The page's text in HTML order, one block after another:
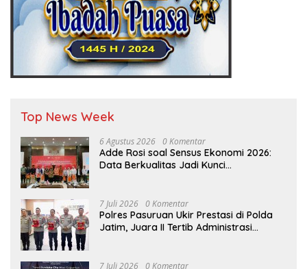
Top News Week
6 Agustus 2026 0 Komentar
Adde Rosi soal Sensus Ekonomi 2026:
Data Berkualitas Jadi Kunci
7 Juli 2026 0 Komentar
Polres Pasuruan Ukir Prestasi di Polda
Jatim, Juara II Tertib Administrasi
7 Juli 2026 0 Komentar